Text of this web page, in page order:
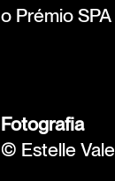
o Prémio
Fotografia
© Estelle